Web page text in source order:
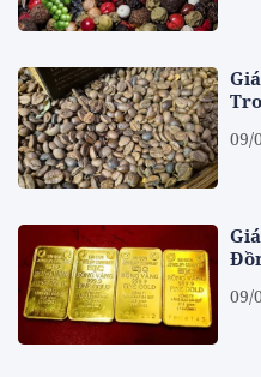
09/
09/